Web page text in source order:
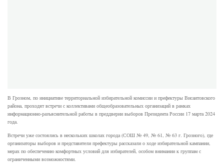
В Грозном, по инициативе территориальной избирательной комиссии и префектуры Висаитовского
района, проходят встречи с коллективами общеобразовательных организаций в рамках
информационно-разъяснительной работы в преддверии выборов Президента России 17 марта 2024
года.
Встречи уже состоялись в нескольких школах города (СОШ № 49, № 61, № 63 г. Грозного), где
организаторы выборов и представители префектуры рассказали о ходе избирательной кампании,
мерах по обеспечению комфортных условий для избирателей, особом внимании к группам с
ограниченными возможностями.